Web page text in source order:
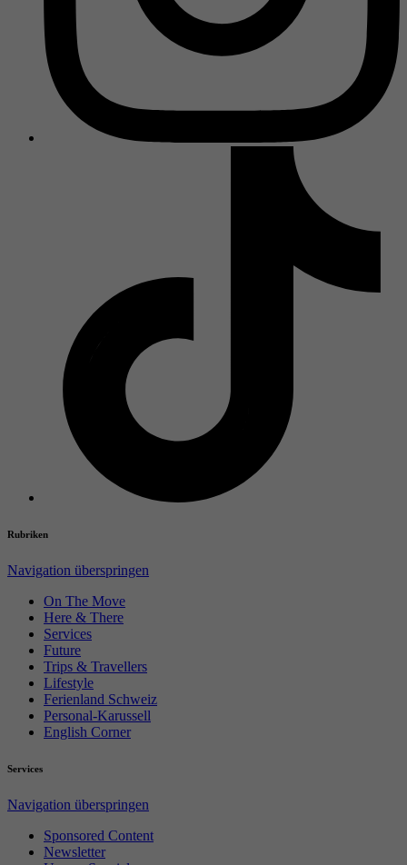
Rubriken
Navigation überspringen
On The Move
Here & There
Services
Future
Trips & Travellers
Lifestyle
Ferienland Schweiz
Personal-Karussell
English Corner
Services
Navigation überspringen
Sponsored Content
Newsletter